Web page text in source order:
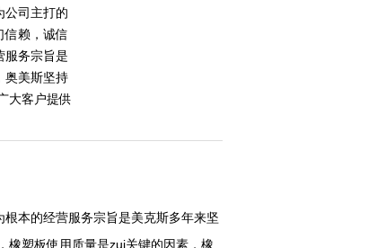
公司主打的
信赖，诚信
服务宗旨是
奥美斯坚持
大客户提供
本的经营服务宗旨是美克斯多年来坚
橡塑板使用质量是zui关键的因素，橡